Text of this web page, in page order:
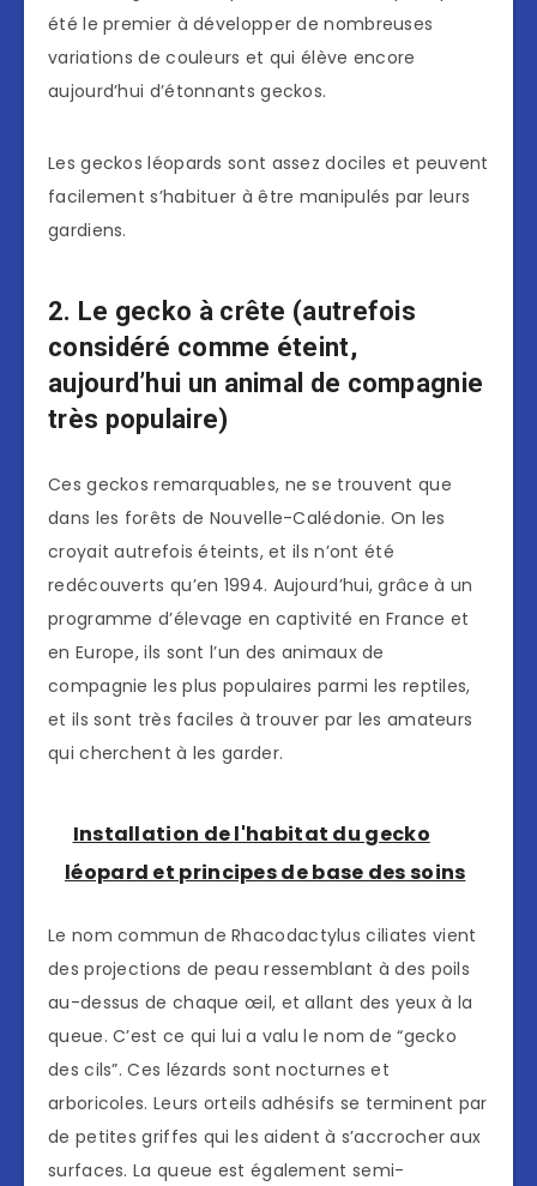
été le premier à développer de nombreuses
variations de couleurs et qui élève encore
aujourd’hui d’étonnants geckos.
Les geckos léopards sont assez dociles et peuvent
facilement s’habituer à être manipulés par leurs
gardiens.
2. Le gecko à crête (autrefois
considéré comme éteint,
aujourd’hui un animal de compagnie
très populaire)
Ces geckos remarquables, ne se trouvent que
dans les forêts de Nouvelle-Calédonie. On les
croyait autrefois éteints, et ils n’ont été
redécouverts qu’en 1994. Aujourd’hui, grâce à un
programme d’élevage en captivité en France et
en Europe, ils sont l’un des animaux de
compagnie les plus populaires parmi les reptiles,
et ils sont très faciles à trouver par les amateurs
qui cherchent à les garder.
Installation de l'habitat du gecko
léopard et principes de base des soins
Le nom commun de Rhacodactylus ciliates vient
des projections de peau ressemblant à des poils
au-dessus de chaque œil, et allant des yeux à la
queue. C’est ce qui lui a valu le nom de “gecko
des cils”. Ces lézards sont nocturnes et
arboricoles. Leurs orteils adhésifs se terminent par
de petites griffes qui les aident à s’accrocher aux
surfaces. La queue est également semi-